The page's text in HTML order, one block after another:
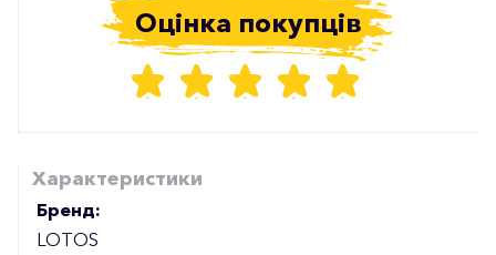
Оцінка покупців
Характеристики
Бренд:
LOTOS